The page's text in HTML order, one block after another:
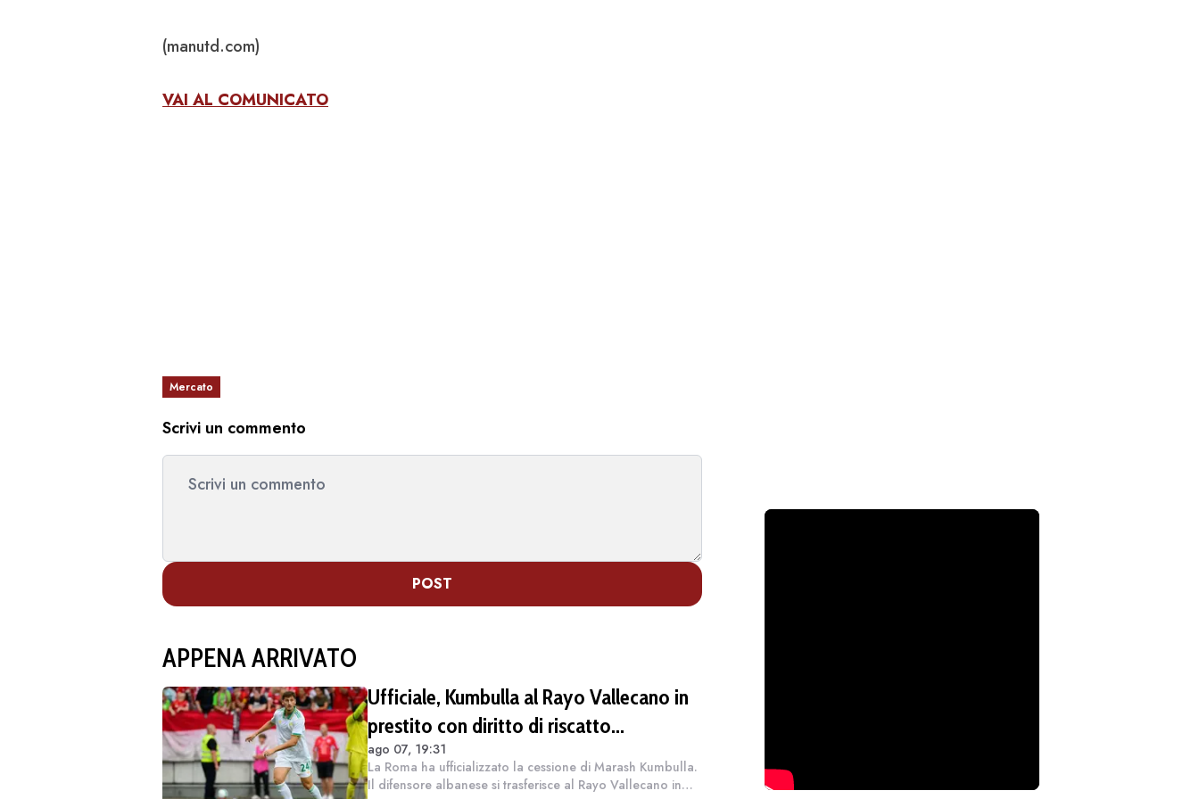
(manutd.com)
VAI AL COMUNICATO
Mercato
Scrivi un commento
POST
APPENA ARRIVATO
Ufficiale, Kumbulla al Rayo Vallecano in
prestito con diritto di riscatto
(COMUNICATO)
ago 07, 19:31
La Roma ha ufficializzato la cessione di Marash Kumbulla.
Il difensore albanese si trasferisce al Rayo Vallecano in